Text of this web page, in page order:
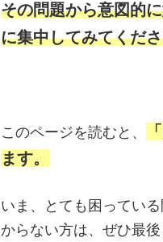
その問題から意図的
に集中してみてくだ
このページを読むと、
ます。
いま、とても困ってい
からない方は、ぜひ最